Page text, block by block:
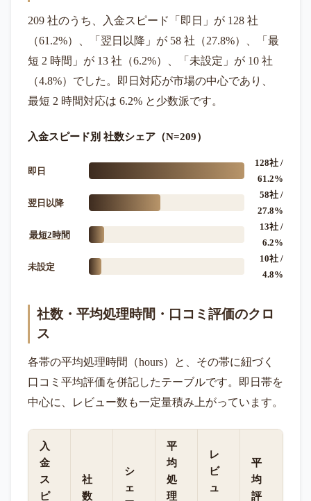
209 社のうち、入金スピード「即日」が 128 社
（61.2%）、「翌日以降」が 58 社（27.8%）、「最
短 2 時間」が 13 社（6.2%）、「未設定」が 10 社
（4.8%）でした。即日対応が市場の中心であり、
最短 2 時間対応は 6.2% と少数派です。
入金スピード別 社数シェア（N=209）
即日
128社 /
61.2%
翌日以降
58社 /
27.8%
最短2時間
13社 /
6.2%
未設定
10社 /
4.8%
社数・平均処理時間・口コミ評価のクロ
ス
各帯の平均処理時間（hours）と、その帯に紐づく
口コミ平均評価を併記したテーブルです。即日帯を
中心に、レビュー数も一定量積み上がっています。
入
金
ス
ピ
社
数
シ
ェ
平
均
処
理
レ
ビ
ュ
平
均
評